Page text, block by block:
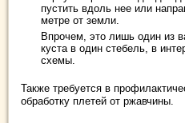
пустить вдоль нее или
метре от земли.
Впрочем, это лишь один из
куста в один стебель, в
схемы.
Также требуется в
обработку плетей от ржавчины.